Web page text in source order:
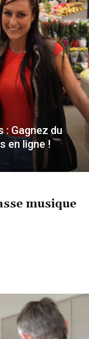
: Gagnez du
en ligne !
musique